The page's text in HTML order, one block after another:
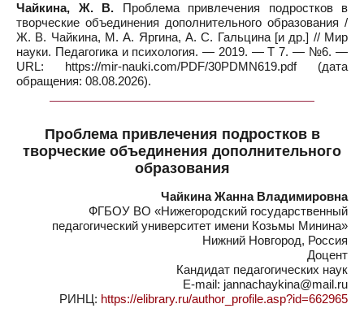
Чайкина, Ж. В. Проблема привлечения подростков в
творческие объединения дополнительного образования /
Ж. В. Чайкина, М. А. Яргина, А. С. Гальцина [и др.] // Мир
науки. Педагогика и психология. — 2019. — Т 7. — №6. —
URL: https://mir-nauki.com/PDF/30PDMN619.pdf (дата
обращения: 08.08.2026).
Проблема привлечения подростков в
творческие объединения дополнительного
образования
Чайкина Жанна Владимировна
ФГБОУ ВО «Нижегородский государственный
педагогический университет имени Козьмы Минина»
Нижний Новгород, Россия
Доцент
Кандидат педагогических наук
E-mail: jannachaykina@mail.ru
РИНЦ: https://elibrary.ru/author_profile.asp?id=662965